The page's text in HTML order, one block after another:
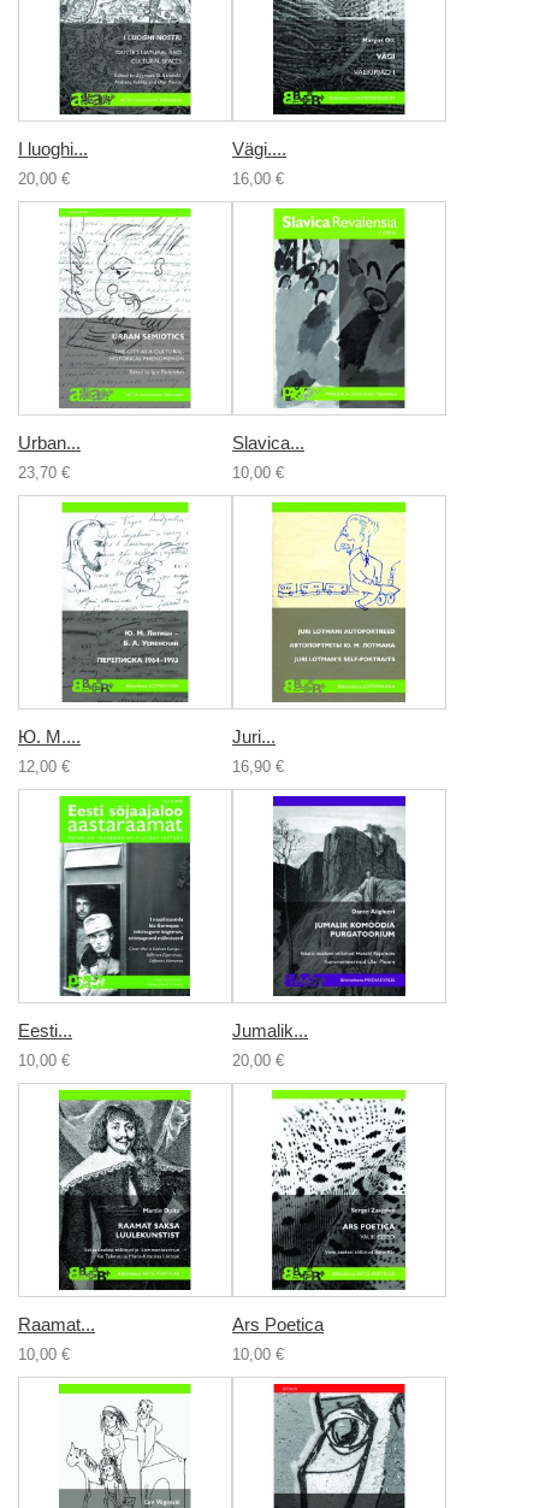
I luoghi...
20,00 €
Vägi....
16,00 €
Urban...
23,70 €
Slavica...
10,00 €
Ю. М....
12,00 €
Juri...
16,90 €
Eesti...
10,00 €
Jumalik...
20,00 €
Raamat...
10,00 €
Ars Poetica
10,00 €